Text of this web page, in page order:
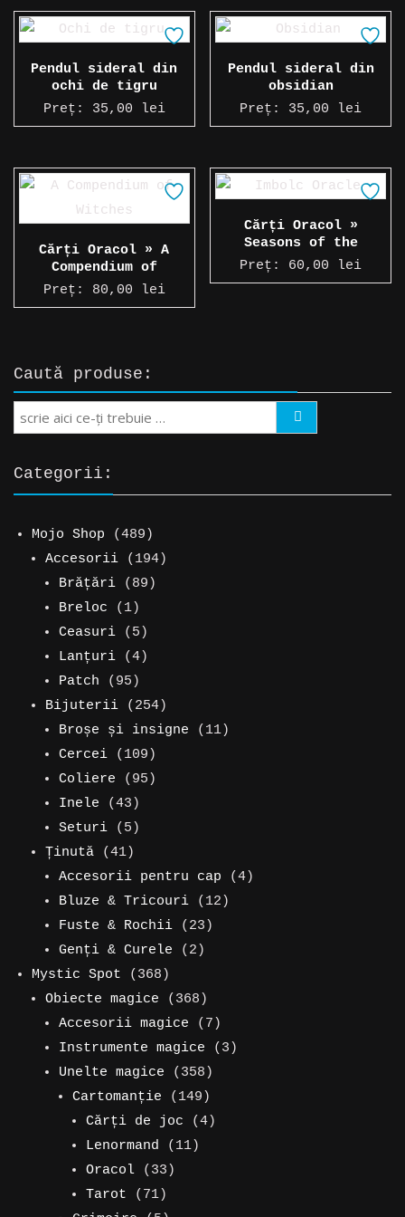
Pendul sideral din
ochi de tigru
Preț: 35,00 lei
Pendul sideral din
obsidian
Preț: 35,00 lei
Cărți Oracol » A
Compendium of
Witches
Preț: 80,00 lei
Cărți Oracol »
Seasons of the
Witch: Imbolc Oracle
Preț: 60,00 lei
Caută produse:
Search
Categorii:
Mojo Shop 489489
de
produse
Accesorii 194194
Brățări 8989
Breloc 11
produs
Ceasuri 55
produse
Lanțuri 44
Patch 9595
de
produse
Bijuterii 254254
de
Broșe și insigne 1111
Cercei 109109
produse
Coliere 9595
Inele 4343
de
produse
Seturi 55
produse
Ținută 4141
de
produse
Accesorii pentru cap 44
Bluze & Tricouri 1212
Fuste & Rochii 2323
Genți & Curele 22
Mystic Spot 368368
de
produse
Obiecte magice 368368
de
produse
Accesorii magice 77
produse
Instrumente magice 33
Unelte magice 358358
de
produse
Cartomanție 149149
de
Cărți de joc 44
Lenormand 1111
Oracol 3333
Tarot 7171